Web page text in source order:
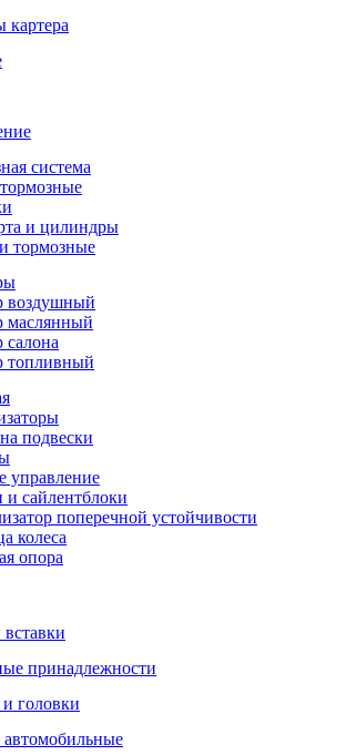
картера
система
и цилиндры
тормозные
воздушный
маслянный
салона
топливный
подвески
управление
и сайлентблоки
поперечной устойчивости
колеса
опора
принадлежности
головки